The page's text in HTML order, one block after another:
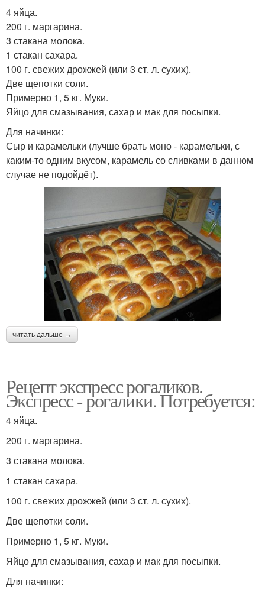
4 яйца.
200 г. маргарина.
3 стакана молока.
1 стакан сахара.
100 г. свежих дрожжей (или 3 ст. л. сухих).
Две щепотки соли.
Примерно 1, 5 кг. Муки.
Яйцо для смазывания, сахар и мак для посыпки.
Для начинки:
Сыр и карамельки (лучше брать моно - карамельки, с
каким-то одним вкусом, карамель со сливками в данном
случае не подойдёт).
читать дальше →
Рецепт экспресс рогаликов.
Экспресс - рогалики. Потребуется:
4 яйца.
200 г. маргарина.
3 стакана молока.
1 стакан сахара.
100 г. свежих дрожжей (или 3 ст. л. сухих).
Две щепотки соли.
Примерно 1, 5 кг. Муки.
Яйцо для смазывания, сахар и мак для посыпки.
Для начинки: